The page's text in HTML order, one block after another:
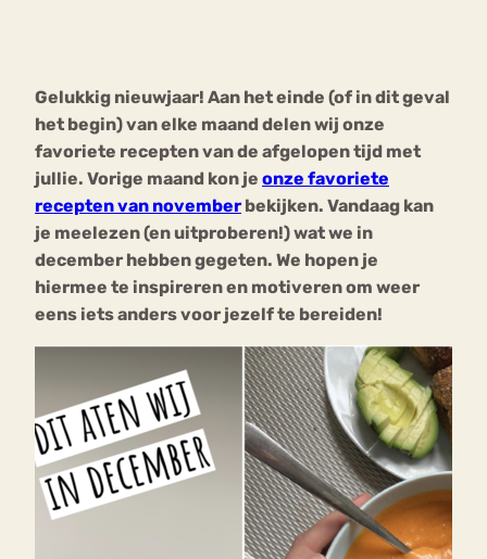
Gelukkig nieuwjaar! Aan het einde (of in dit geval
het begin) van elke maand delen wij onze
favoriete recepten van de afgelopen tijd met
jullie. Vorige maand kon je onze favoriete
recepten van november bekijken. Vandaag kan
je meelezen (en uitproberen!) wat we in
december hebben gegeten. We hopen je
hiermee te inspireren en motiveren om weer
eens iets anders voor jezelf te bereiden!
Forum
mia
Nerv
osa
Eetstoornis Anorexia Nervosa
Eetbuien Piekeren Sport
Trauma
Orthorexia
Afvallen Angst